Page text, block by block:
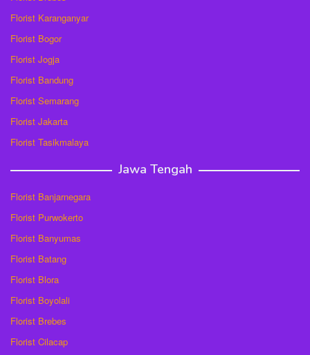
Florist Karanganyar
Florist Bogor
Florist Jogja
Florist Bandung
Florist Semarang
Florist Jakarta
Florist Tasikmalaya
Jawa Tengah
Florist Banjarnegara
Florist Purwokerto
Florist Banyumas
Florist Batang
Florist Blora
Florist Boyolali
Florist Brebes
Florist Cilacap